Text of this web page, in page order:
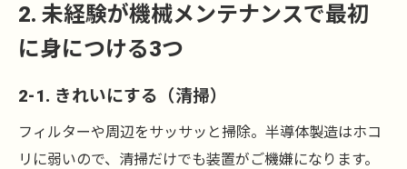
2. 未経験が機械メンテナンスで最初
に身につける3つ
2-1. きれいにする（清掃）
フィルターや周辺をサッサッと掃除。半導体製造はホコ
リに弱いので、清掃だけでも装置がご機嫌になります。